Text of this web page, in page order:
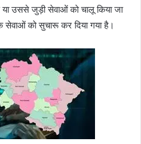
उससे जुड़ी सेवाओं को चालू किया जा
को सुचारू कर दिया गया है।